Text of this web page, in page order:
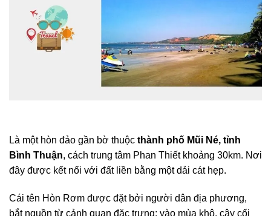
Là một hòn đảo gần bờ thuộc thành phố Mũi Né, tỉnh
Bình Thuận, cách trung tâm Phan Thiết khoảng 30km. Nơi
đây được kết nối với đất liền bằng một dải cát hẹp.
Cái tên Hòn Rơm được đặt bởi người dân địa phương,
bắt nguồn từ cảnh quan đặc trưng: vào mùa khô, cây cối